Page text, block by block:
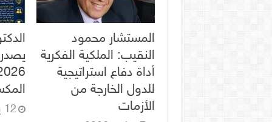
المستشار محمود
النقيب: الملكية الفكرية
أداة دفاع استراتيجية
للدول الخارجة من
الأزمات
12 يونيو، 2026